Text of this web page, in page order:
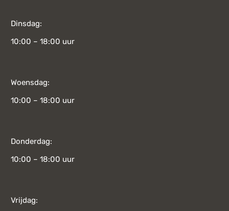
Dinsdag:
10:00 – 18:00 uur
Woensdag:
10:00 – 18:00 uur
Donderdag:
10:00 – 18:00 uur
Vrijdag: